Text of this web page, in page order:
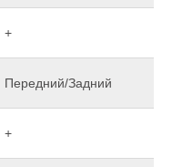
+
Передний/Задний
+